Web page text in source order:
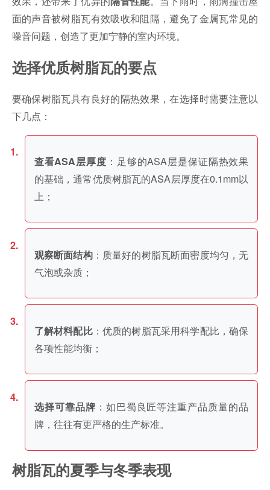
面的声音被树脂瓦有效吸收和阻隔，避免了金属瓦常见的
噪音问题，创造了更加宁静的室内环境。
选择优质树脂瓦的要点
要确保树脂瓦具有良好的隔热效果，在选择时需要注意以
下几点：
查看ASA层厚度 ：足够的ASA层是保证隔热效果
的基础，通常优质树脂瓦的ASA层厚度在0.1mm以
上；
观察断面结构：质量好的树脂瓦断面密度均匀，无
气泡或杂质；
了解材料配比：优质的树脂瓦采用科学配比，确保
各项性能均衡；
选择可靠品牌 ：如巴蜀良匠等注重产品质量的品
牌，往往有更严格的生产标准。
树脂瓦的夏季与冬季表现